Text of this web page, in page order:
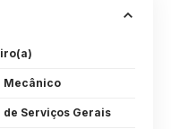
Mecânico
Serviços Gerais